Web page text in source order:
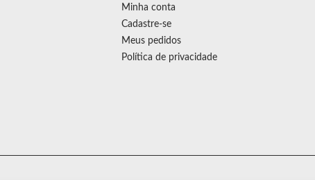
Minha conta
Cadastre-se
Meus pedidos
Política de privacidade